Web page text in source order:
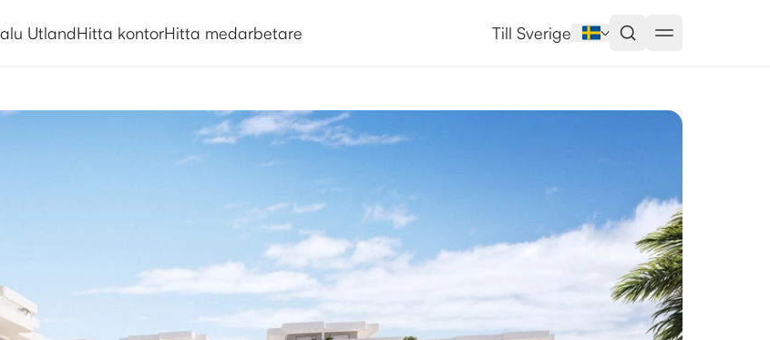
UtlandHitta kontorHitta medarbetare Till Sverige